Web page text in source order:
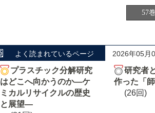
57
よく読まれているページ 2026年05月
プラスチック分解研究
はどこへ向かうのか―ケ
ミカルリサイクルの歴史
と展望―
研究者
作った「
(26回)